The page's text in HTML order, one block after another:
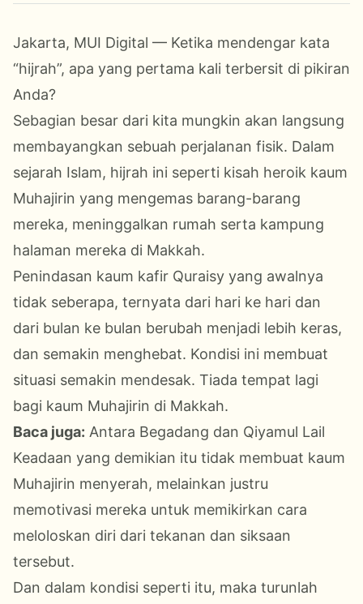
Jakarta, MUI Digital — Ketika mendengar kata
“hijrah”, apa yang pertama kali terbersit di pikiran
Anda?
Sebagian besar dari kita mungkin akan langsung
membayangkan sebuah perjalanan fisik. Dalam
sejarah Islam, hijrah ini seperti kisah heroik kaum
Muhajirin yang mengemas barang-barang
mereka, meninggalkan rumah serta kampung
halaman mereka di Makkah.
Penindasan kaum kafir Quraisy yang awalnya
tidak seberapa, ternyata dari hari ke hari dan
dari bulan ke bulan berubah menjadi lebih keras,
dan semakin menghebat. Kondisi ini membuat
situasi semakin mendesak. Tiada tempat lagi
bagi kaum Muhajirin di Makkah.
Baca juga: Antara Begadang dan Qiyamul Lail
Keadaan yang demikian itu tidak membuat kaum
Muhajirin menyerah, melainkan justru
memotivasi mereka untuk memikirkan cara
meloloskan diri dari tekanan dan siksaan
tersebut.
Dan dalam kondisi seperti itu, maka turunlah